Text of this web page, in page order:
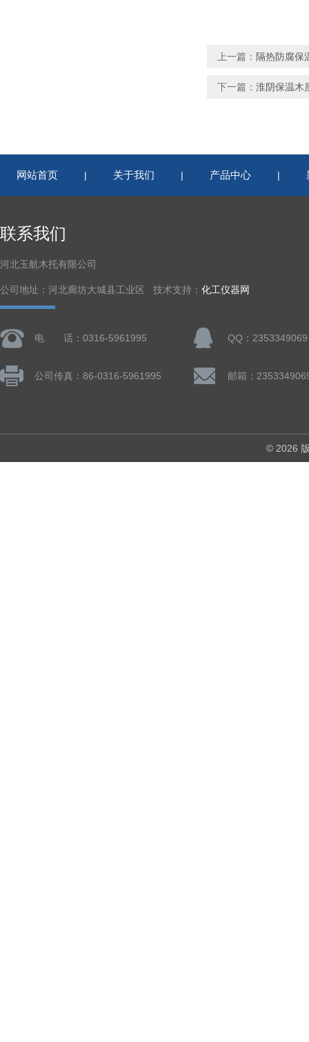
上一篇： 隔热防腐保
下一篇： 淮阴保温木
网站首页 | 关于我们 | 产品中心 |
联系我们
河北玉航木托有限公司
公司地址：河北廊坊大城县工业区 技术支持： 化工仪器网
电 话：0316-5961995 QQ：2353349069
公司传真：86-0316-5961995 邮箱：
© 2026